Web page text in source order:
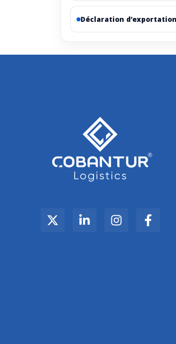
Déclaration d’exportation